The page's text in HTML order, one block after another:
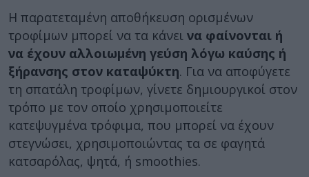
Η παρατεταμένη αποθήκευση ορισμένων
τροφίμων μπορεί να τα κάνει να φαίνονται ή
να έχουν αλλοιωμένη γεύση λόγω καύσης ή
ξήρανσης στον καταψύκτη. Για να αποφύγετε
τη σπατάλη τροφίμων, γίνετε δημιουργικοί στον
τρόπο με τον οποίο χρησιμοποιείτε
κατεψυγμένα τρόφιμα, που μπορεί να έχουν
στεγνώσει, χρησιμοποιώντας τα σε φαγητά
κατσαρόλας, ψητά, ή smoothies.